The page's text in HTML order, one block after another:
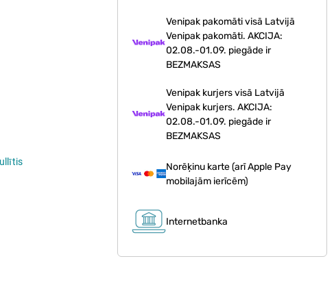
Venipak pakomāti visā Latvijā
Venipak pakomāti. AKCIJA:
02.08.-01.09. piegāde ir
BEZMAKSAS
Venipak kurjers visā Latvijā
Venipak kurjers. AKCIJA:
02.08.-01.09. piegāde ir
BEZMAKSAS
Norēķinu karte (arī Apple Pay
mobilajām ierīcēm)
Internetbanka